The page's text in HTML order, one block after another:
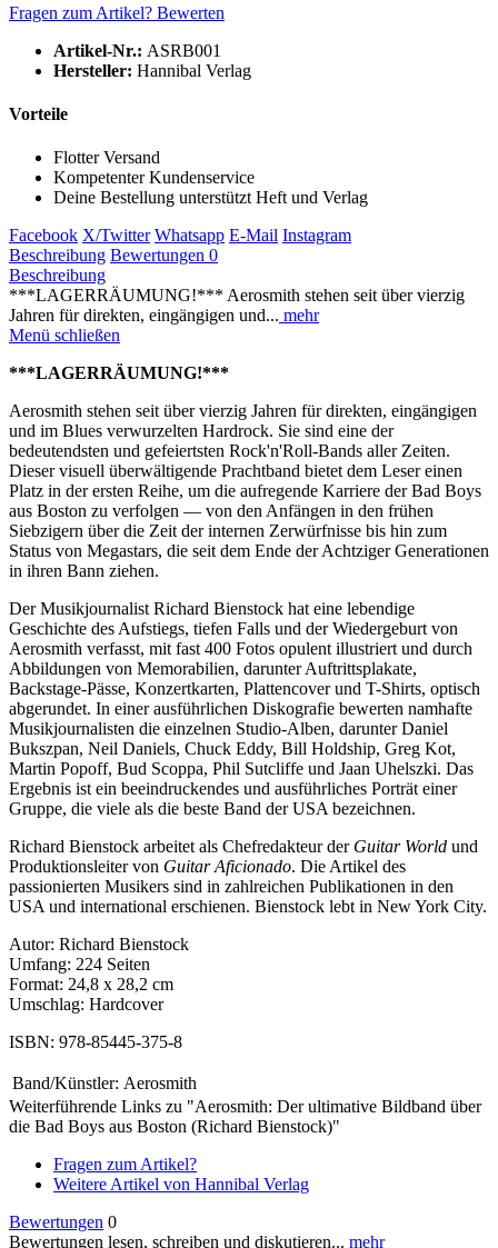
Fragen zum Artikel? Bewerten
Artikel-Nr.: ASRB001
Hersteller: Hannibal Verlag
Vorteile
Flotter Versand
Kompetenter Kundenservice
Deine Bestellung unterstützt Heft und Verlag
Facebook X/Twitter Whatsapp E-Mail Instagram
Beschreibung Bewertungen 0
Beschreibung
***LAGERRÄUMUNG!*** Aerosmith stehen seit über vierzig
Jahren für direkten, eingängigen und... mehr
Menü schließen
***LAGERRÄUMUNG!***
Aerosmith stehen seit über vierzig Jahren für direkten, eingängigen
und im Blues verwurzelten Hardrock. Sie sind eine der
bedeutendsten und gefeiertsten Rock'n'Roll-Bands aller Zeiten.
Dieser visuell überwältigende Prachtband bietet dem Leser einen
Platz in der ersten Reihe, um die aufregende Karriere der Bad Boys
aus Boston zu verfolgen — von den Anfängen in den frühen
Siebzigern über die Zeit der internen Zerwürfnisse bis hin zum
Status von Megastars, die seit dem Ende der Achtziger Generationen
in ihren Bann ziehen.
Der Musikjournalist Richard Bienstock hat eine lebendige
Geschichte des Aufstiegs, tiefen Falls und der Wiedergeburt von
Aerosmith verfasst, mit fast 400 Fotos opulent illustriert und durch
Abbildungen von Memorabilien, darunter Auftrittsplakate,
Backstage-Pässe, Konzertkarten, Plattencover und T-Shirts, optisch
abgerundet. In einer ausführlichen Diskografie bewerten namhafte
Musikjournalisten die einzelnen Studio-Alben, darunter Daniel
Bukszpan, Neil Daniels, Chuck Eddy, Bill Holdship, Greg Kot,
Martin Popoff, Bud Scoppa, Phil Sutcliffe und Jaan Uhelszki. Das
Ergebnis ist ein beeindruckendes und ausführliches Porträt einer
Gruppe, die viele als die beste Band der USA bezeichnen.
Richard Bienstock arbeitet als Chefredakteur der Guitar World und
Produktionsleiter von Guitar Aficionado. Die Artikel des
passionierten Musikers sind in zahlreichen Publikationen in den
USA und international erschienen. Bienstock lebt in New York City.
Autor: Richard Bienstock
Umfang: 224 Seiten
Format: 24,8 x 28,2 cm
Umschlag: Hardcover
ISBN: 978-85445-375-8
Band/Künstler: Aerosmith
Weiterführende Links zu "Aerosmith: Der ultimative Bildband über
die Bad Boys aus Boston (Richard Bienstock)"
Fragen zum Artikel?
Weitere Artikel von Hannibal Verlag
Bewertungen 0
Bewertungen lesen, schreiben und diskutieren... mehr